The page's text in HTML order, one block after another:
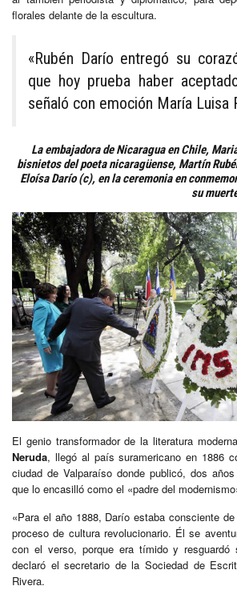
florales delante de la escultura.
«Rubén Darío entregó su
que hoy prueba haber
señaló con emoción María Luisa
La embajadora de Nicaragua en Chile,
bisnietos del poeta nicaragüense, Martín
Eloísa Darío (c), en la ceremonia en
su
El genio transformador de la literatura
Neruda, llegó al país suramericano en 1886
ciudad de Valparaíso donde publicó, dos
que lo encasilló como el «padre del
«Para el año 1888, Darío estaba consciente
proceso de cultura revolucionario. Él se
con el verso, porque era tímido y resguardó
declaró el secretario de la Sociedad de
Rivera.